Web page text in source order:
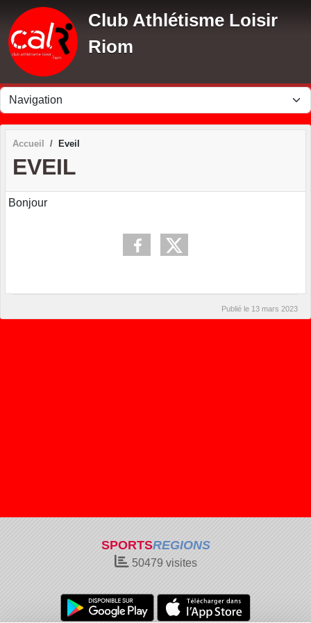
Club Athlétisme Loisir
Riom
Accueil Eveil
EVEIL
Bonjour
Publié le 13 mars 2023
SPORTSREGIONS
50479 visites
Panneau de gestion des cookies